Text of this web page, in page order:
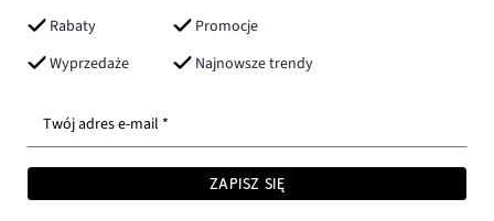
Rabaty
Promocje
Wyprzedaże
Najnowsze trendy
Twój adres e-mail *
ZAPISZ SIĘ